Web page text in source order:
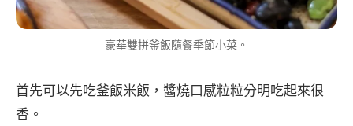
豪華雙拼釜飯隨餐季節小菜。
首先可以先吃釜飯米飯，醬燒口感粒粒分明吃起來很
香。